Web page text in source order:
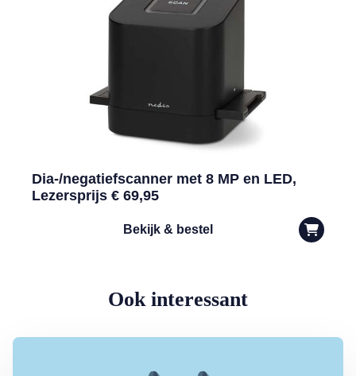
Dia-/negatiefscanner met 8 MP en LED,
Lezersprijs € 69,95
Bekijk & bestel
Ook interessant
Lees meer over Wijziging bij het melden van een niet ontvangen